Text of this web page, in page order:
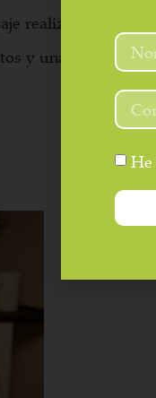
realizado en la
y una hora.
He